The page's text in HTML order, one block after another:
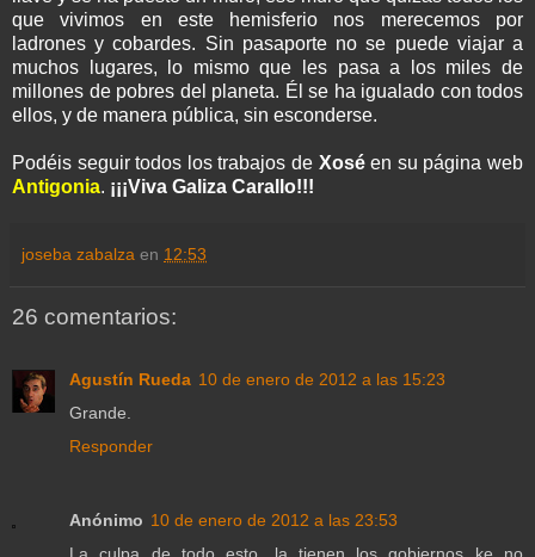
que vivimos en este hemisferio nos merecemos por
ladrones y cobardes. Sin pasaporte no se puede viajar a
muchos lugares, lo mismo que les pasa a los miles de
millones de pobres del planeta. Él se ha igualado con todos
ellos, y de manera pública, sin esconderse.
Podéis seguir todos los trabajos de Xoséen su página web
Antigonia. ¡¡¡Viva Galiza Carallo!!!
joseba zabalza en 12:53
26 comentarios:
Agustín Rueda 10 de enero de 2012 a las 15:23
Grande.
Responder
Anónimo 10 de enero de 2012 a las 23:53
La culpa de todo esto ,la tienen los gobiernos ke no